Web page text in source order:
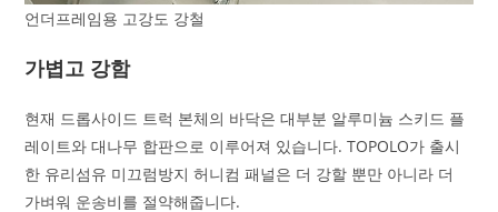
언더프레임용 고강도 강철
가볍고 강함
현재 드롭사이드 트럭 본체의 바닥은 대부분 알루미늄 스키드 플
레이트와 대나무 합판으로 이루어져 있습니다. TOPOLO가 출시
한 유리섬유 미끄럼방지 허니컴 패널은 더 강할 뿐만 아니라 더
가벼워 운송비를 절약해줍니다.